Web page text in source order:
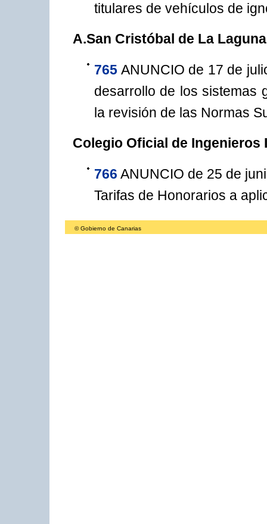
titulares de vehículos de
A.San Cristóbal de La
765 ANUNCIO de 17 de
desarrollo de los sistemas
la revisión de las Normas
Colegio Oficial de
766 ANUNCIO de 25 de
Tarifas de Honorarios a
© Gobierno de Canarias